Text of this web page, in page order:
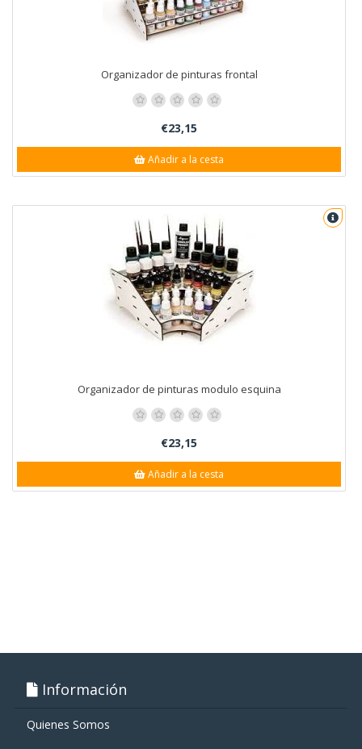
Organizador de pinturas frontal
€23,15
Añadir a la cesta
Organizador de pinturas modulo esquina
€23,15
Añadir a la cesta
Información
Quienes Somos